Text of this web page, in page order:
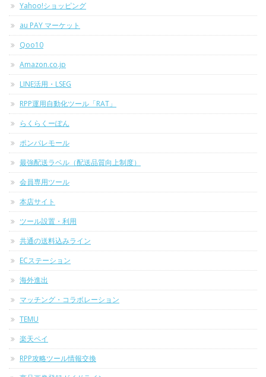
Yahoo!ショッピング
au PAY マーケット
Qoo10
Amazon.co.jp
LINE活用・LSEG
RPP運用自動化ツール「RAT」
らくらくーぽん
ポンパレモール
最強配送ラベル（配送品質向上制度）
会員専用ツール
本店サイト
ツール設置・利用
共通の送料込みライン
ECステーション
海外進出
マッチング・コラボレーション
TEMU
楽天ペイ
RPP攻略ツール情報交換